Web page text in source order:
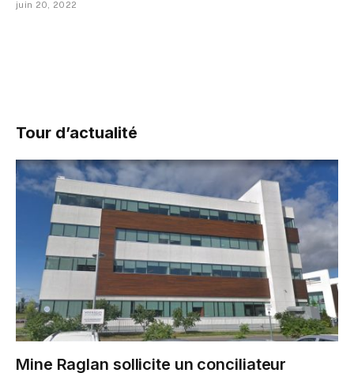
juin 20, 2022
Tour d’actualité
Mine Raglan sollicite un conciliateur